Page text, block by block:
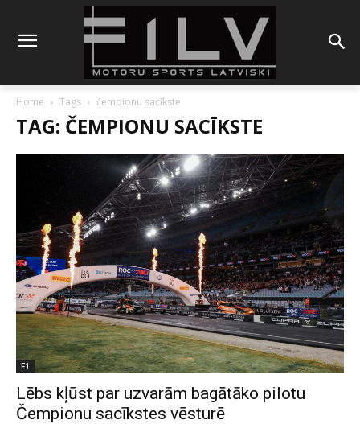
Home Tags čempionu sacīkste
TAG: ČEMPIONU SACĪKSTE
F1
Lēbs kļūst par uzvarām bagātāko pilotu
Čempionu sacīkstes vēsturē